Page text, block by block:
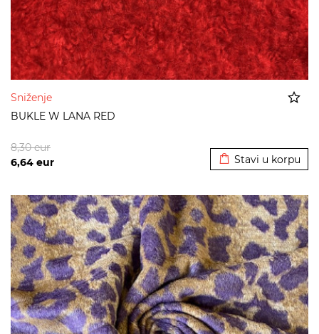
Sniženje
BUKLE W LANA RED
6,64 eur
8,30eur
Stavi u korpu